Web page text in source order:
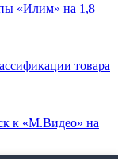
«Илим» на 1,8
товара
к «М.Видео» на